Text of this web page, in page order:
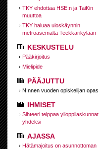
TKY ehdottaa HSE:n ja TaiKin
muuttoa
TKY haluaa uloskäynnin
metroasemalta Teekkarikylään
KESKUSTELU
Pääkirjoitus
Mielipide
PÄÄJUTTU
N:nnen vuoden opiskelijan opas
IHMISET
Sihteeri teippaa ylioppilaskunnat
yhdeksi
AJASSA
Hätämajoitus on asunnottoman